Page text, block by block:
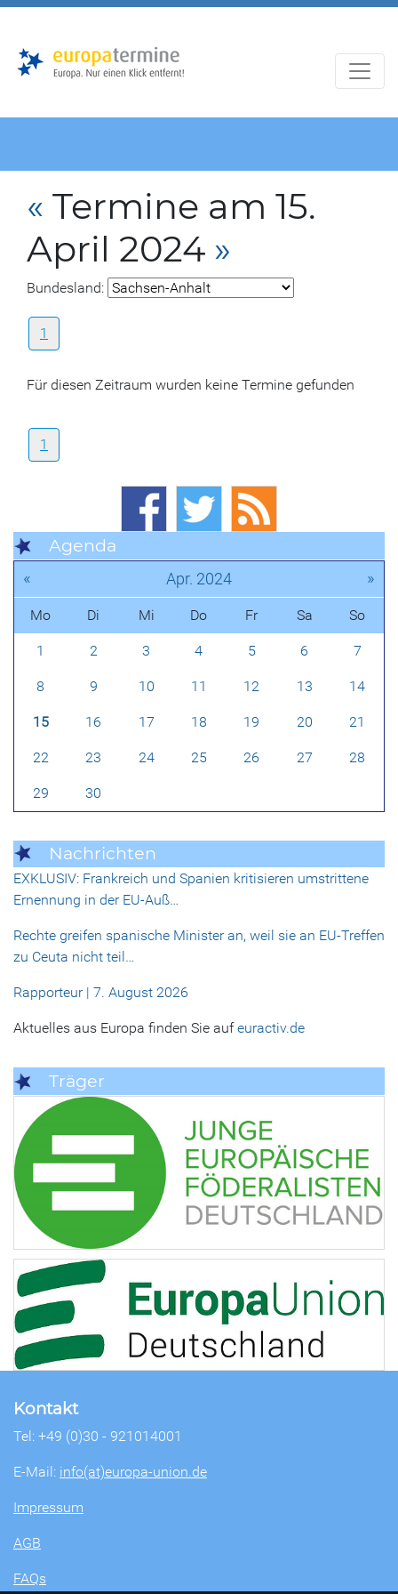
« Termine am 15.
April 2024 »
Bundesland:
1
Für diesen Zeitraum wurden keine Termine gefunden
1
Agenda
« Apr. 2024 »
Mo Di Mi Do Fr Sa So
1 2 3 4 5 6 7
8 9 10 11 12 13 14
15 16 17 18 19 20 21
22 23 24 25 26 27 28
29 30
Nachrichten
EXKLUSIV: Frankreich und Spanien kritisieren umstrittene
Ernennung in der EU-Auß…
Rechte greifen spanische Minister an, weil sie an EU-Treffen
zu Ceuta nicht teil…
Rapporteur | 7. August 2026
Aktuelles aus Europa finden Sie aufeuractiv.de
Träger
Kontakt
Tel: +49 (0)30 - 921014001
E-Mail: info(at)europa-union.de
Impressum
AGB
FAQs